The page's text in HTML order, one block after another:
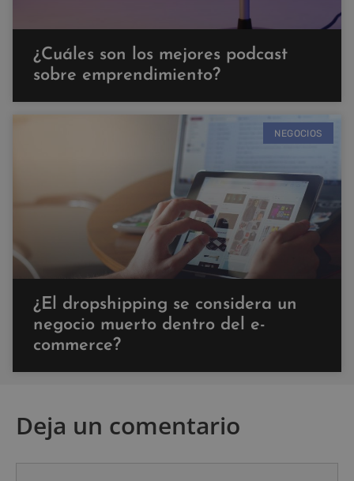
¿Cuáles son los mejores podcast
sobre emprendimiento?
NEGOCIOS
¿El dropshipping se considera un
negocio muerto dentro del e-
commerce?
Deja un comentario